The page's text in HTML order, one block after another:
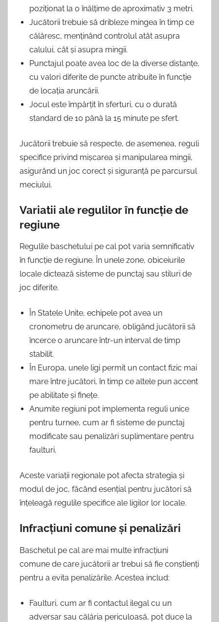
poziționat la o înălțime de aproximativ 3 metri.
Jucătorii trebuie să dribleze mingea în timp ce
călăresc, menținând controlul atât asupra
calului, cât și asupra mingii.
Punctajul poate avea loc de la diverse distanțe,
cu valori diferite de puncte atribuite în funcție
de locația aruncării.
Jocul este împărțit în sferturi, cu o durată
standard de 10 până la 15 minute pe sfert.
Jucătorii trebuie să respecte, de asemenea, reguli
specifice privind mișcarea și manipularea mingii,
asigurând un joc corect și siguranță pe parcursul
meciului.
Variatii ale regulilor în funcție de
regiune
Regulile baschetului pe cal pot varia semnificativ
în funcție de regiune. În unele zone, obiceiurile
locale dictează sisteme de punctaj sau stiluri de
joc diferite.
În Statele Unite, echipele pot avea un
cronometru de aruncare, obligând jucătorii să
încerce o aruncare într-un interval de timp
stabilit.
În Europa, unele ligi permit un contact fizic mai
mare între jucători, în timp ce altele pun accent
pe abilitate și finețe.
Anumite regiuni pot implementa reguli unice
pentru turnee, cum ar fi sisteme de punctaj
modificate sau penalizări suplimentare pentru
faulturi.
Aceste variații regionale pot afecta strategia și
modul de joc, făcând esențial pentru jucători să
înțeleagă regulile specifice ale ligilor lor locale.
Infracțiuni comune și penalizări
Baschetul pe cal are mai multe infracțiuni
comune de care jucătorii ar trebui să fie conștienți
pentru a evita penalizările. Acestea includ:
Faulturi, cum ar fi contactul ilegal cu un
adversar sau călăria periculoasă, pot duce la